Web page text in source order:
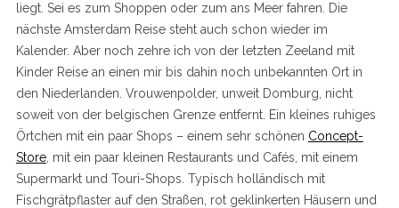
liegt. Sei es zum Shoppen oder zum ans Meer fahren. Die
nächste Amsterdam Reise steht auch schon wieder im
Kalender. Aber noch zehre ich von der letzten Zeeland mit
Kinder Reise an einen mir bis dahin noch unbekannten Ort in
den Niederlanden. Vrouwenpolder, unweit Domburg, nicht
soweit von der belgischen Grenze entfernt. Ein kleines ruhiges
Örtchen mit ein paar Shops – einem sehr schönen Concept-
Store, mit ein paar kleinen Restaurants und Cafés, mit einem
Supermarkt und Touri-Shops. Typisch holländisch mit
Fischgrätpflaster auf den Straßen, rot geklinkerten Häusern und